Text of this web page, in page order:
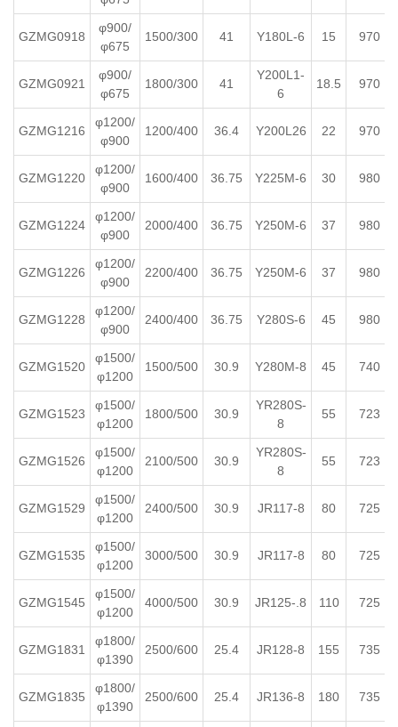
GZMG0918
φ900/
φ675
1500/300 41 Y180L-6 15 970
GZMG0921
φ900/
φ675
1800/300 41
Y200L1-
6
18.5 970
GZMG1216
φ1200/
φ900
1200/400 36.4 Y200L26 22 970
GZMG1220
φ1200/
φ900
1600/400 36.75 Y225M-6 30 980
GZMG1224
φ1200/
φ900
2000/400 36.75 Y250M-6 37 980
GZMG1226
φ1200/
φ900
2200/400 36.75 Y250M-6 37 980
GZMG1228
φ1200/
φ900
2400/400 36.75 Y280S-6 45 980
GZMG1520
φ1500/
φ1200
1500/500 30.9 Y280M-8 45 740
GZMG1523
φ1500/
φ1200
1800/500 30.9
YR280S-
8
55 723
GZMG1526
φ1500/
φ1200
2100/500 30.9
YR280S-
8
55 723
GZMG1529
φ1500/
φ1200
2400/500 30.9 JR117-8 80 725
GZMG1535
φ1500/
φ1200
3000/500 30.9 JR117-8 80 725
GZMG1545
φ1500/
φ1200
4000/500 30.9 JR125-.8 110 725
GZMG1831
φ1800/
φ1390
2500/600 25.4 JR128-8 155 735
GZMG1835
φ1800/
φ1390
2500/600 25.4 JR136-8 180 735